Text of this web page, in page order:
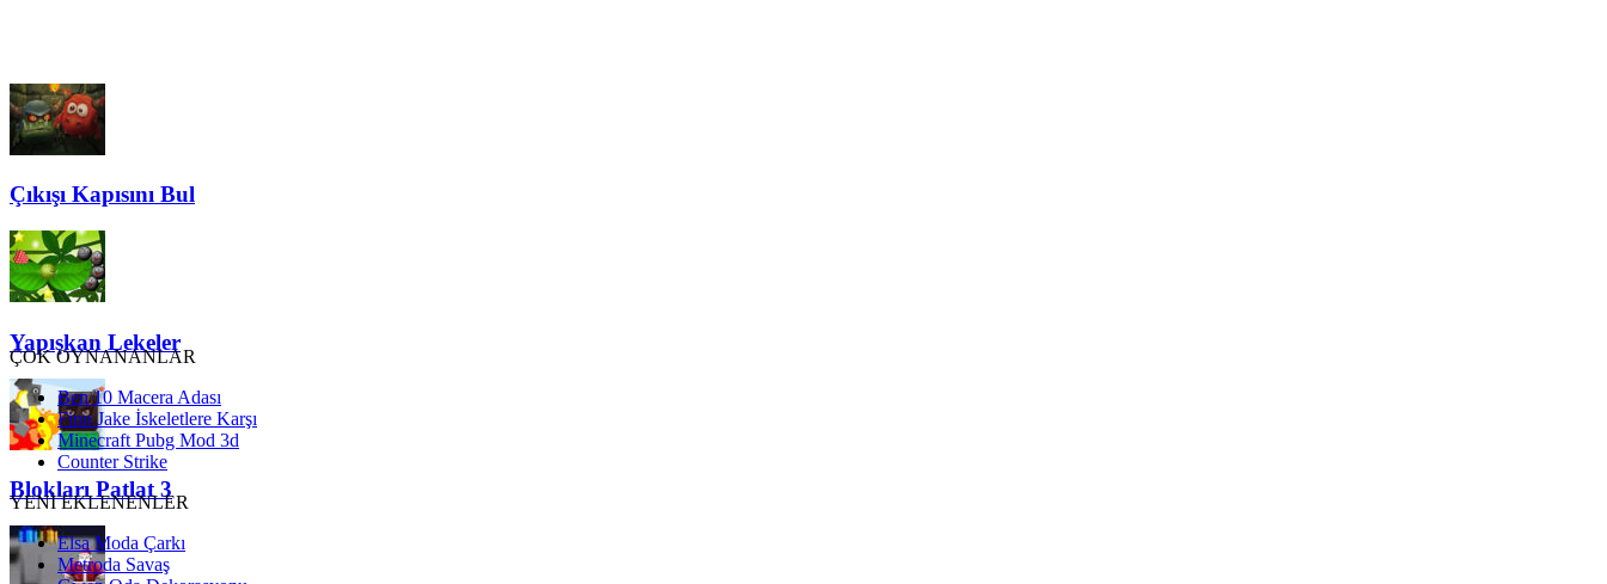
Çıkışı Kapısını Bul
Yapışkan Lekeler
Blokları Patlat 3
ÇOK OYNANANLAR
Ben 10 Macera Adası
Finn Jake İskeletlere Karşı
Minecraft Pubg Mod 3d
Counter Strike
YENİ EKLENENLER
Elsa Moda Çarkı
Metroda Savaş